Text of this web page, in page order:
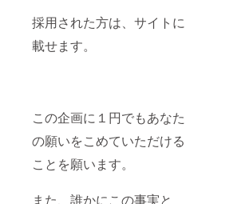
採用された方は、サイトに
載せます。
この企画に１円でもあなた
の願いをこめていただける
ことを願います。
また、誰かにこの事実と